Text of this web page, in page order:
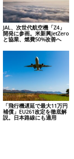
JAL、次世代航空機「Z4」
開発に参画。米新興JetZero
と協業、燃費50%改善へ
「飛行機遅延で最大11万円
補償」EU261改定を徹底解
説。日本路線にも適用